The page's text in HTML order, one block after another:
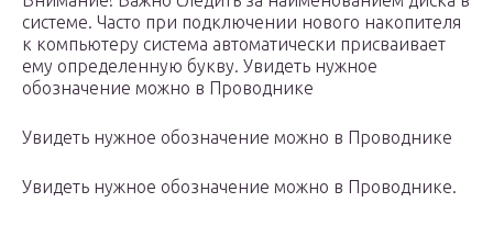
системе. Часто при подключении нового накопителя
к компьютеру система автоматически присваивает
ему определенную букву. Увидеть нужное
обозначение можно в Проводнике
Увидеть нужное обозначение можно в Проводнике
Увидеть нужное обозначение можно в Проводнике.